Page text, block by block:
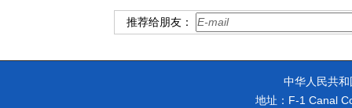
推荐给朋友：
中华人民共
地址：F-1 Canal